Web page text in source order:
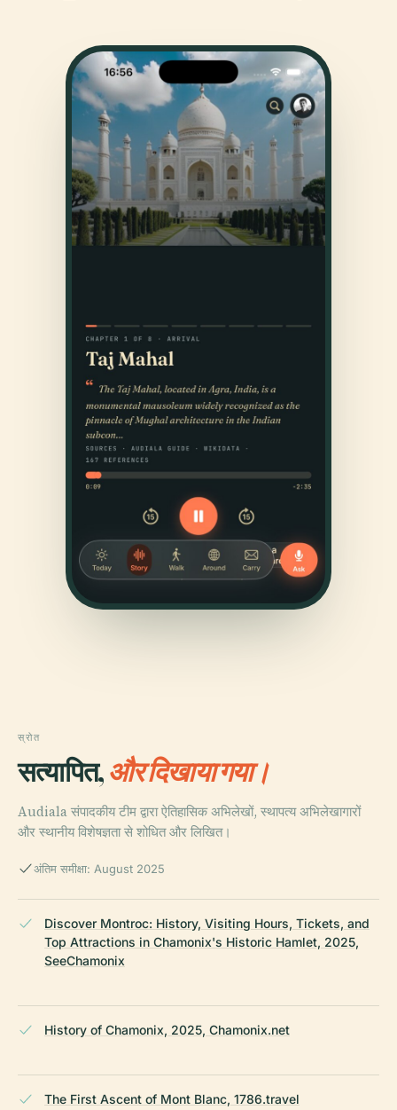
स्रोत
सत्यापित,और दिखाया गया।
Audiala संपादकीय टीम द्वारा ऐतिहासिक अभिलेखों, स्थापत्य अभिलेखागारों
और स्थानीय विशेषज्ञता से शोधित और लिखित।
अंतिम समीक्षा: August 2025
Discover Montroc: History, Visiting Hours, Tickets, and
Top Attractions in Chamonix's Historic Hamlet, 2025,
SeeChamonix
History of Chamonix, 2025, Chamonix.net
The First Ascent of Mont Blanc, 1786.travel